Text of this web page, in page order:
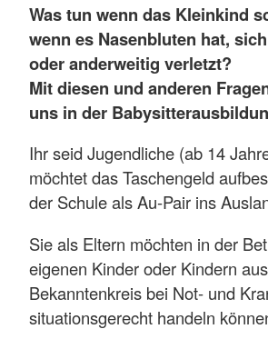
Was tun wenn das Kleinkind
wenn es Nasenbluten hat,
oder anderweitig verletzt?
Mit diesen und anderen
uns in der
Ihr seid Jugendliche (ab 14
möchtet das Taschengeld
der Schule als Au-Pair ins
Sie als Eltern möchten in der
eigenen Kinder oder Kindern
Bekanntenkreis bei Not- und
situationsgerecht handeln